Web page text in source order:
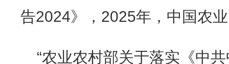
告2024》，2025年，中国农
“农业农村部关于落实《中